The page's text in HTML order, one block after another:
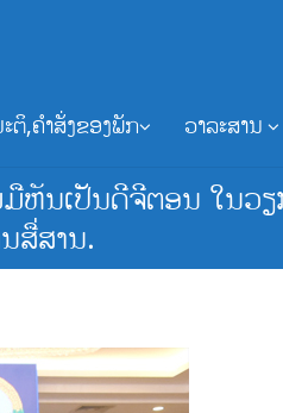
ຕິ,ຄຳສັ່ງຂອງພັກ ວາລະສານ
ນເປັນດີຈີຕອນ ໃນວຽ
ສື່ສານ.